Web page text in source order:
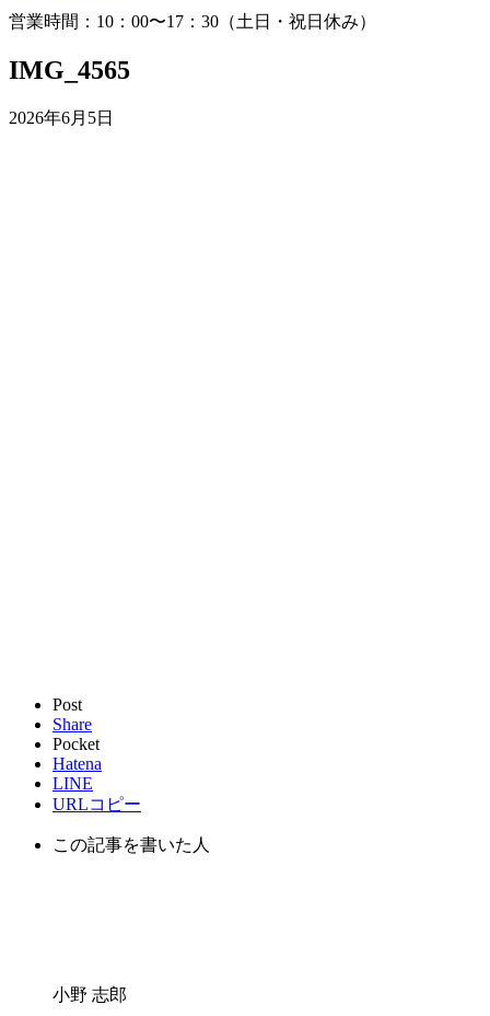
営業時間：10：00〜17：30（土日・祝日休み）
IMG_4565
2026年6月5日
Post
Share
Pocket
Hatena
LINE
URLコピー
この記事を書いた人
小野 志郎